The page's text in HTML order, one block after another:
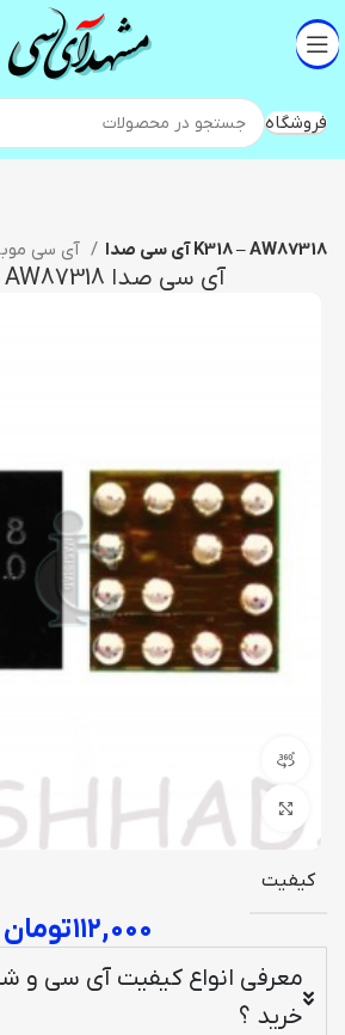
فروشگاه
آی سی صدا K318 – AW87318
آی سی صدا K318 – AW87318
برای بزرگنمایی کلیک کنید
کیفیت
۱۱۲,۰۰۰تومان
معرفی انواع کیفیت آی سی و
خرید ؟